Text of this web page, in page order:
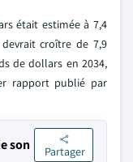
était estimée à 7,4
croître de 7,9
de dollars en 2034,
rapport publié par
son Partager